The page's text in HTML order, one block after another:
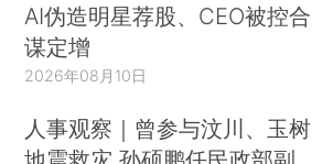
AI伪造明星荐股、CEO被控合
谋定增
2026年08月10日
人事观察｜曾参与汶川、玉树